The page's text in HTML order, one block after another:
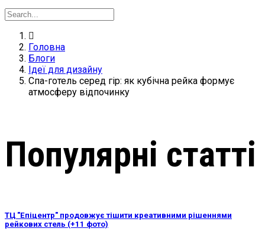
Головна
Блоги
Ідеї для дизайну
Спа-готель серед гір: як кубічна рейка формує
атмосферу відпочинку
Популярні статті
ТЦ "Епіцентр" продовжує тішити креативними рішеннями
рейкових стель (+11 фото)